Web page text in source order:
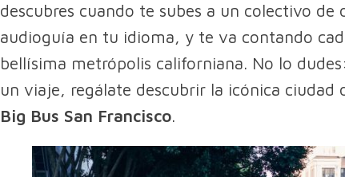
descubres cuando te subes a un colectivo de
audioguía en tu idioma, y te va contando
bellísima metrópolis californiana. No lo
un viaje, regálate descubrir la icónica ciudad
Big Bus San Francisco.